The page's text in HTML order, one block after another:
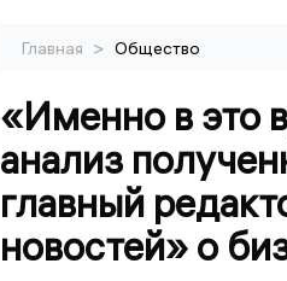
Главная > Общество
«Именно в это
анализ
главный
новостей» о